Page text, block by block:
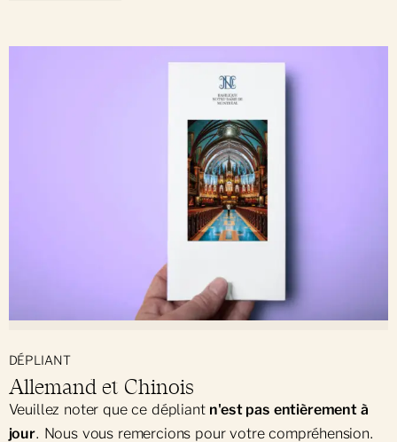
DÉPLIANT
Allemand et Chinois
Veuillez noter que ce dépliant n'est pas entièrement à
jour. Nous vous remercions pour votre compréhension.